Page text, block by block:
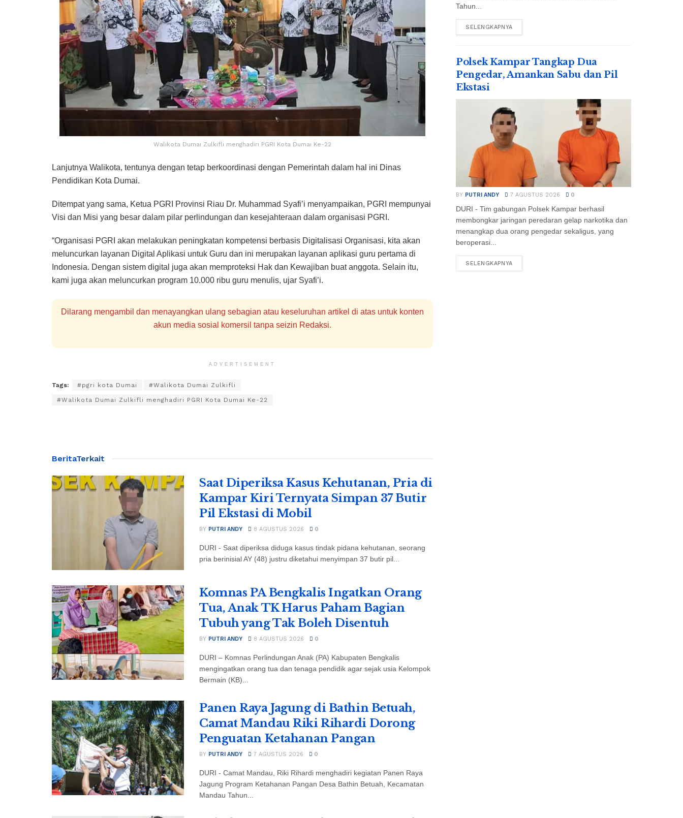
Walikota Dumai Zulkifli menghadiri PGRI Kota Dumai Ke-22
Lanjutnya Walikota, tentunya dengan tetap berkoordinasi dengan Pemerintah dalam hal ini Dinas
Pendidikan Kota Dumai.
Ditempat yang sama, Ketua PGRI Provinsi Riau Dr. Muhammad Syafi’i menyampaikan, PGRI mempunyai
Visi dan Misi yang besar dalam pilar perlindungan dan kesejahteraan dalam organisasi PGRI.
“Organisasi PGRI akan melakukan peningkatan kompetensi berbasis Digitalisasi Organisasi, kita akan
meluncurkan layanan Digital Aplikasi untuk Guru dan ini merupakan layanan aplikasi guru pertama di
Indonesia. Dengan sistem digital juga akan memproteksi Hak dan Kewajiban buat anggota. Selain itu,
kami juga akan meluncurkan program 10.000 ribu guru menulis, ujar Syafi’i.
Dilarang mengambil dan menayangkan ulang sebagian atau keseluruhan artikel di atas untuk konten
akun media sosial komersil tanpa seizin Redaksi.
ADVERTISEMENT
Tags: #pgri kota Dumai #Walikota Dumai Zulkifli
#Walikota Dumai Zulkifli menghadiri PGRI Kota Dumai Ke-22
BeritaTerkait
Saat Diperiksa Kasus Kehutanan, Pria di
Kampar Kiri Ternyata Simpan 37 Butir
Pil Ekstasi di Mobil
BY PUTRI ANDY 8 AGUSTUS 2026 0
DURI - Saat diperiksa diduga kasus tindak pidana kehutanan, seorang
pria berinisial AY (48) justru diketahui menyimpan 37 butir pil...
Komnas PA Bengkalis Ingatkan Orang
Tua, Anak TK Harus Paham Bagian
Tubuh yang Tak Boleh Disentuh
BY PUTRI ANDY 8 AGUSTUS 2026 0
DURI – Komnas Perlindungan Anak (PA) Kabupaten Bengkalis
mengingatkan orang tua dan tenaga pendidik agar sejak usia Kelompok
Bermain (KB)...
Panen Raya Jagung di Bathin Betuah,
Camat Mandau Riki Rihardi Dorong
Penguatan Ketahanan Pangan
BY PUTRI ANDY 7 AGUSTUS 2026 0
DURI - Camat Mandau, Riki Rihardi menghadiri kegiatan Panen Raya
Jagung Program Ketahanan Pangan Desa Bathin Betuah, Kecamatan
Mandau Tahun...
Tahun...
SELENGKAPNYA
Polsek Kampar Tangkap Dua
Pengedar, Amankan Sabu dan Pil
Ekstasi
BY PUTRI ANDY 7 AGUSTUS 2026 0
DURI - Tim gabungan Polsek Kampar berhasil
membongkar jaringan peredaran gelap narkotika dan
menangkap dua orang pengedar sekaligus, yang
beroperasi...
SELENGKAPNYA